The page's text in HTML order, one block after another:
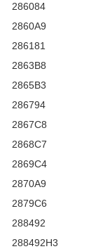
286084
2860A9
286181
2863B8
2865B3
286794
2867C8
2868C7
2869C4
2870A9
2879C6
288492
288492H3